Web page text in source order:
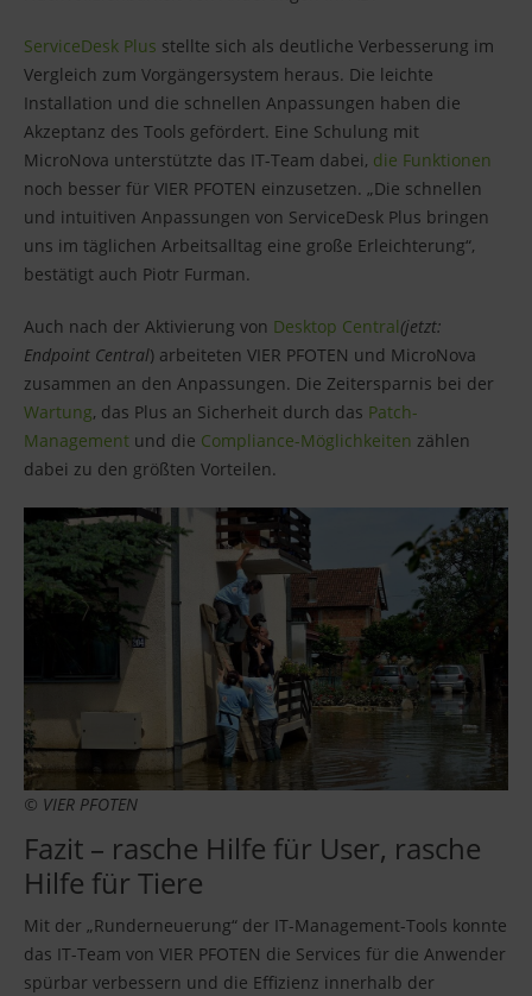
ServiceDesk Plus stellte sich als deutliche Verbesserung im
Vergleich zum Vorgängersystem heraus. Die leichte
Installation und die schnellen Anpassungen haben die
Akzeptanz des Tools gefördert. Eine Schulung mit
MicroNova unterstützte das IT-Team dabei, die Funktionen
noch besser für VIER PFOTEN einzusetzen. „Die schnellen
und intuitiven Anpassungen von ServiceDesk Plus bringen
uns im täglichen Arbeitsalltag eine große Erleichterung“,
bestätigt auch Piotr Furman.
Auch nach der Aktivierung von Desktop Central(jetzt:
Endpoint Central) arbeiteten VIER PFOTEN und MicroNova
zusammen an den Anpassungen. Die Zeitersparnis bei der
Wartung, das Plus an Sicherheit durch das Patch-
Management und die Compliance-Möglichkeiten zählen
dabei zu den größten Vorteilen.
© VIER PFOTEN
Fazit – rasche Hilfe für User, rasche
Hilfe für Tiere
Mit der „Runderneuerung“ der IT-Management-Tools konnte
das IT-Team von VIER PFOTEN die Services für die Anwender
spürbar verbessern und die Effizienz innerhalb der